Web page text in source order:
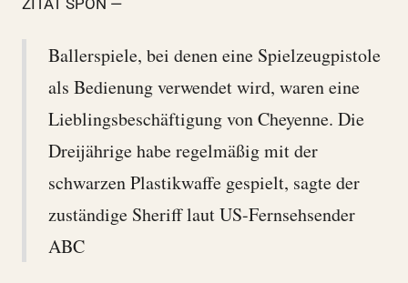
Ballerspiele, bei denen eine Spielzeugpistole
als Bedienung verwendet wird, waren eine
Lieblingsbeschäftigung von Cheyenne. Die
Dreijährige habe regelmäßig mit der
schwarzen Plastikwaffe gespielt, sagte der
zuständige Sheriff laut US-Fernsehsender
ABC